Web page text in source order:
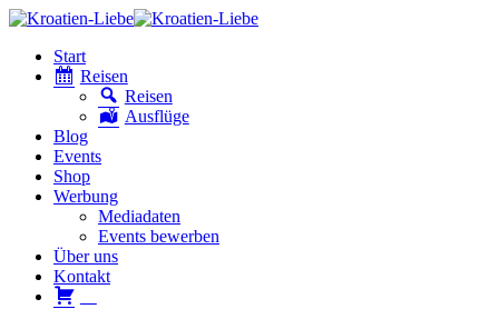
Start
Reisen
Reisen
Ausflüge
Blog
Events
Shop
Werbung
Mediadaten
Events bewerben
Über uns
Kontakt